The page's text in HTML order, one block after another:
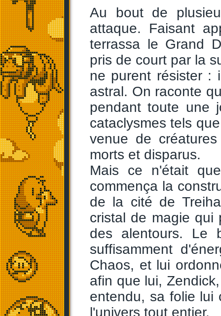
Au bout de
attaque. Faisant
terrassa le Grand
pris de court par la
ne purent résister :
astral. On raconte
pendant toute une
cataclysmes tels
venue de
morts et disparus.
Mais ce n'était
commença la
de la cité de
cristal de magie qui
des alentours. Le
suffisamment
Chaos, et lui
afin que lui,
entendu, sa folie lui
l'univers tout entier.